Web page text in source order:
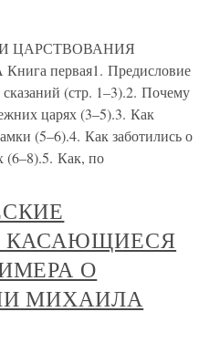
ЦАРСТВОВАНИЯ
первая1. Предисловие
(стр. 1–3).2. Почему
царях (3–5).3. Как
(5–6).4. Как заботились о
(6–8).5. Как, по
КАСАЮЩИЕСЯ
О
МИХАИЛА